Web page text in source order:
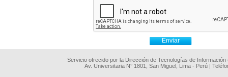
Servicio ofrecido por la Dirección de Tecnologías de
Av. Universitaria N° 1801, San Miguel, Lima - Perú |